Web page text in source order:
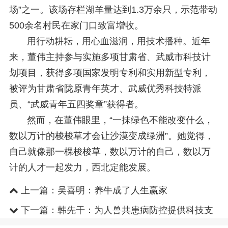
场”之一。该场存栏湖羊量达到1.3万余只，示范带动
500余名村民在家门口致富增收。
用行动耕耘，用心血滋润，用技术播种。近年
来，董伟主持参与实施多项甘肃省、武威市科技计
划项目，获得多项国家发明专利和实用新型专利，
被评为甘肃省陇原青年英才、武威优秀科技特派
员、“武威青年五四奖章”获得者。
然而，在董伟眼里，“一抹绿色不能改变什么，
数以万计的梭梭草才会让沙漠变成绿洲”。她觉得，
自己就像那一棵梭梭草，数以万计的自己，数以万
计的人才一起发力，西北定能发展。
上一篇： 吴喜明：养牛成了人生赢家
下一篇： 韩先干：为人兽共患病防控提供科技支